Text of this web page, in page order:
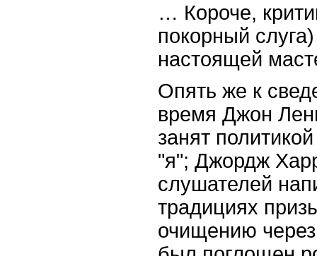
… Короче,
покорный
настоящей
Опять же к
время Джон
занят
"я"; Джордж
слушателей
традициях
очищению